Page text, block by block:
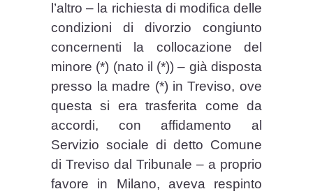
l’altro – la richiesta di modifica delle
condizioni di divorzio congiunto
concernenti la collocazione del
minore (*) (nato il (*)) – già disposta
presso la madre (*) in Treviso, ove
questa si era trasferita come da
accordi, con affidamento al
Servizio sociale di detto Comune
di Treviso dal Tribunale – a proprio
favore in Milano, aveva respinto